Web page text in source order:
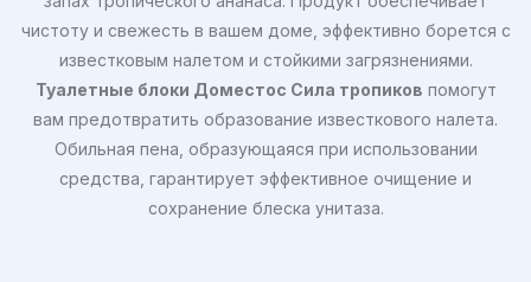
чистоту и свежесть в вашем доме, эффективно борется с
известковым налетом и стойкими загрязнениями.
Туалетные блоки Доместос Сила тропиков помогут
вам предотвратить образование известкового налета.
Обильная пена, образующаяся при использовании
средства, гарантирует эффективное очищение и
сохранение блеска унитаза.